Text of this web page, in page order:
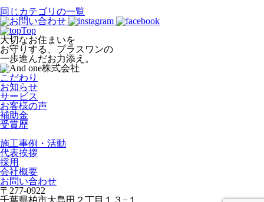
同じカテゴリの一覧
Top
大切なお住まいを
お守りする、プラスワンの
一歩進んだお力添え。
こだわり
お知らせ
サービス
お客様の声
補助金
受賞歴
施工事例・活動
代表挨拶
採用
会社概要
お問い合わせ
〒277-0922
千葉県柏市大島田２丁目１３−１